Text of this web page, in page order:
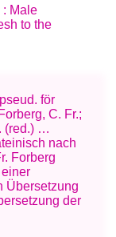
: Male
to the
för
C. Fr.;
(red.) …
nach
Forberg
Übersetzung
der